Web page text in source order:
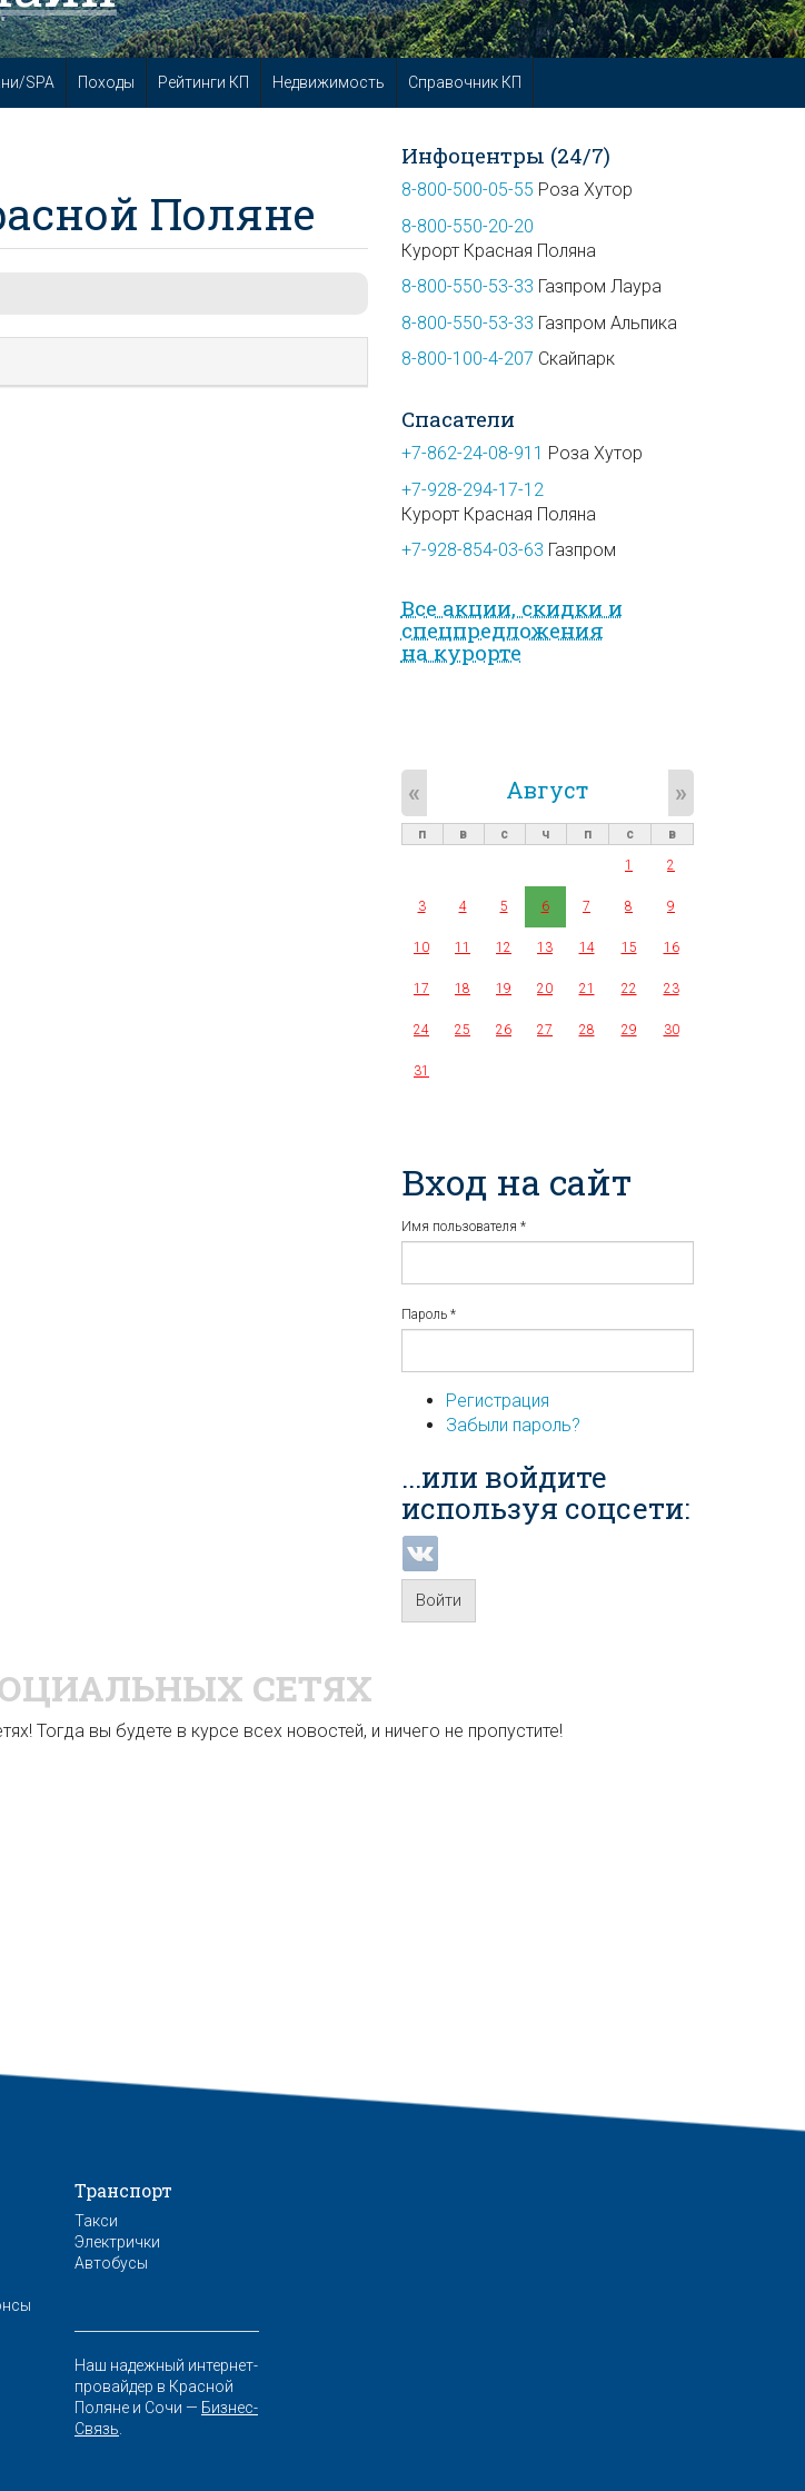
SPA Походы Рейтинги КП Недвижимость Справочник КП
Поляне
Инфоцентры (24/7)
8-800-500-05-55 Роза Хутор
8-800-550-20-20
Курорт Красная Поляна
8-800-550-53-33 Газпром Лаура
8-800-550-53-33 Газпром Альпика
8-800-100-4-207 Скайпарк
Спасатели
+7-862-24-08-911 Роза Хутор
+7-928-294-17-12
Курорт Красная Поляна
+7-928-854-03-63 Газпром
Все акции, скидки и
спец­предложе­ния
на курорте
Август
« »
п в с ч п с
в
1
2
3 4 5 6 7 8 9
10 11 12 13 14 15 16
17 18 19 20 21 22 23
24 25 26 27 28 29 30
31
Вход на сайт
Имя пользователя *
Пароль *
Регистрация
Забыли пароль?
...или войдите
используя соцсети:
Войти
СЕТЯХ
Тогда вы будете в курсе всех новостей, и ничего не пропустите!
Транспорт
Такси
Электрички
Автобусы
Наш надежный интернет-
провайдер в Красной
Поляне и Сочи — Бизнес-
Связь